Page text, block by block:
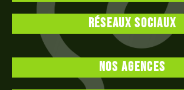
Réseaux sociaux
Nos agences